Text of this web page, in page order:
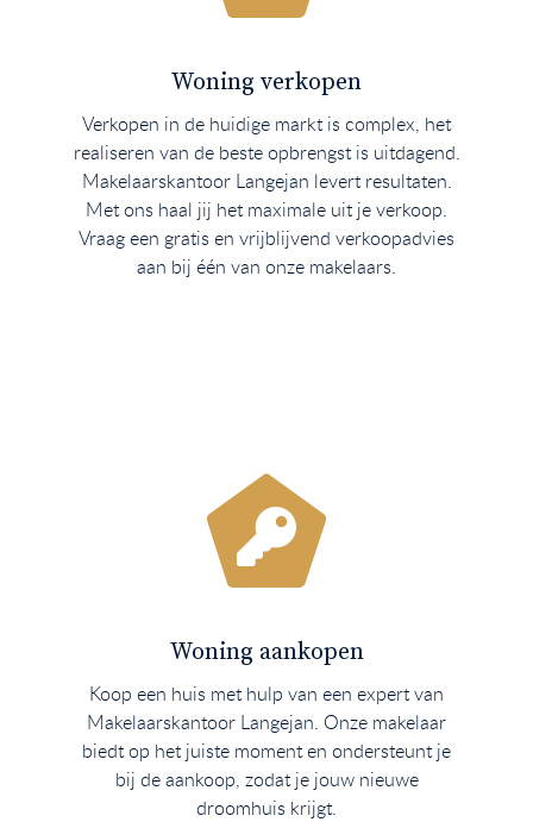
Woning verkopen
Verkopen in de huidige markt is complex, het
realiseren van de beste opbrengst is uitdagend.
Makelaarskantoor Langejan levert resultaten.
Met ons haal jij het maximale uit je verkoop.
Vraag een gratis en vrijblijvend verkoopadvies
aan bij één van onze makelaars.
Woning aankopen
Koop een huis met hulp van een expert van
Makelaarskantoor Langejan. Onze makelaar
biedt op het juiste moment en ondersteunt je
bij de aankoop, zodat je jouw nieuwe
droomhuis krijgt.